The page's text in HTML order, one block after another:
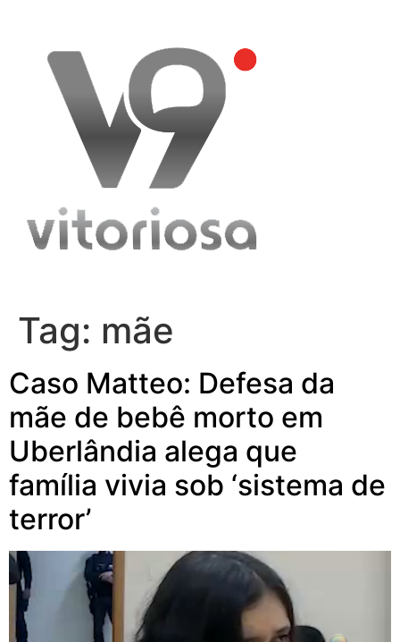
content
Tag: mãe
Caso Matteo: Defesa da
mãe de bebê morto em
Uberlândia alega que
família vivia sob ‘sistema de
terror’